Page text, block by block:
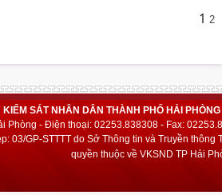
1 2
KIỂM SÁT NHÂN DÂN THÀNH PHỐ HẢI PHÒNG
Phòng - Điện thoại: 02253.838308 - Fax:
03/GP-STTTT do Sở Thông tin và Truyền
quyền thuộc về VKSND TP Hải